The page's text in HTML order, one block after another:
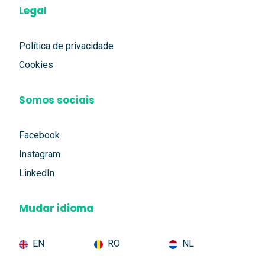
Legal
Política de privacidade
Cookies
Somos sociais
Facebook
Instagram
LinkedIn
Mudar idioma
EN RO NL